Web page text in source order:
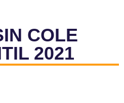
COLE
2021